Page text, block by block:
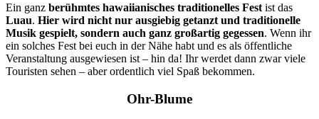
Ein ganz berühmtes hawaiianisches traditionelles Fest ist das
Luau. Hier wird nicht nur ausgiebig getanzt und traditionelle
Musik gespielt, sondern auch ganz großartig gegessen. Wenn ihr
ein solches Fest bei euch in der Nähe habt und es als öffentliche
Veranstaltung ausgewiesen ist – hin da! Ihr werdet dann zwar viele
Touristen sehen – aber ordentlich viel Spaß bekommen.
Ohr-Blume